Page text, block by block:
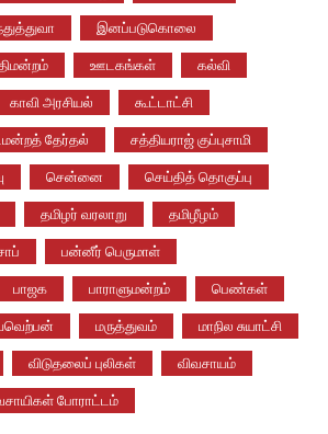
இனப்படுகொலை
ஊடகங்கள் கல்வி
காவி அரசியல் கூட்டாட்சி
தேர்தல் சத்தியராஜ் குப்புசாமி
சென்னை செய்தித் தொகுப்பு
தமிழர் வரலாறு தமிழீழம்
பன்னீர் பெருமாள்
பாஜக பாராளுமன்றம் பெண்கள்
மருத்துவம் மாநில சுயாட்சி
விடுதலைப் புலிகள் விவசாயம்
போராட்டம்